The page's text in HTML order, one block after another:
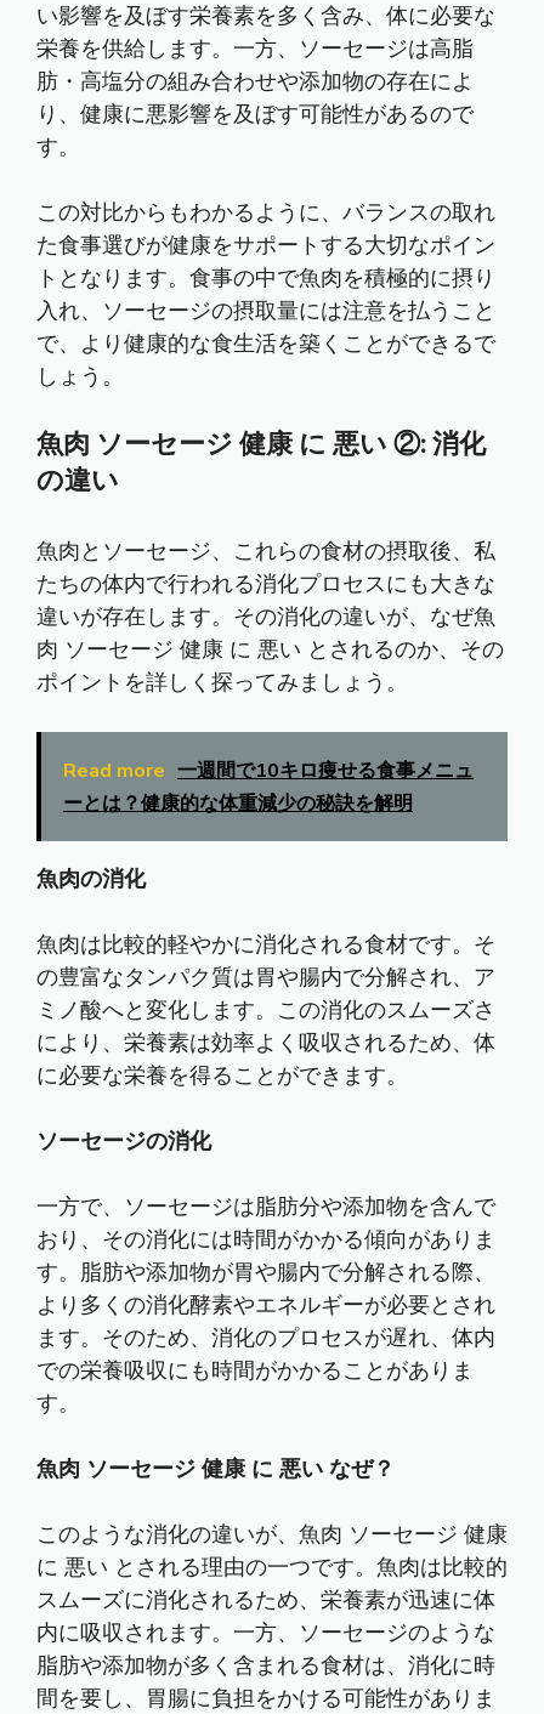
い影響を及ぼす栄養素を多く含み、体に必要な
栄養を供給します。一方、ソーセージは高脂
肪・高塩分の組み合わせや添加物の存在によ
り、健康に悪影響を及ぼす可能性があるので
す。
この対比からもわかるように、バランスの取れ
た食事選びが健康をサポートする大切なポイン
トとなります。食事の中で魚肉を積極的に摂り
入れ、ソーセージの摂取量には注意を払うこと
で、より健康的な食生活を築くことができるで
しょう。
魚肉 ソーセージ 健康 に 悪い ②: 消化
の違い
魚肉とソーセージ、これらの食材の摂取後、私
たちの体内で行われる消化プロセスにも大きな
違いが存在します。その消化の違いが、なぜ魚
肉 ソーセージ 健康 に 悪い とされるのか、その
ポイントを詳しく探ってみましょう。
Read more 一週間で10キロ痩せる食事メニュ
ーとは？健康的な体重減少の秘訣を解明
魚肉の消化
魚肉は比較的軽やかに消化される食材です。そ
の豊富なタンパク質は胃や腸内で分解され、ア
ミノ酸へと変化します。この消化のスムーズさ
により、栄養素は効率よく吸収されるため、体
に必要な栄養を得ることができます。
ソーセージの消化
一方で、ソーセージは脂肪分や添加物を含んで
おり、その消化には時間がかかる傾向がありま
す。脂肪や添加物が胃や腸内で分解される際、
より多くの消化酵素やエネルギーが必要とされ
ます。そのため、消化のプロセスが遅れ、体内
での栄養吸収にも時間がかかることがありま
す。
魚肉 ソーセージ 健康 に 悪い なぜ？
このような消化の違いが、魚肉 ソーセージ 健康
に 悪い とされる理由の一つです。魚肉は比較的
スムーズに消化されるため、栄養素が迅速に体
内に吸収されます。一方、ソーセージのような
脂肪や添加物が多く含まれる食材は、消化に時
間を要し、胃腸に負担をかける可能性がありま